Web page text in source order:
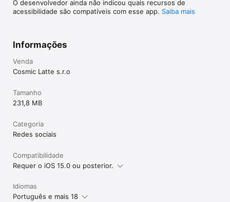
O desenvolvedor ainda não indicou quais recursos de
acessibilidade são compatíveis com esse app. Saiba mais
Informações
Venda
Cosmic Latte s.r.o
Tamanho
231,8 MB
Categoria
Redes sociais
Compatibilidade
Requer o iOS 15.0 ou posterior.
Idiomas
Português e mais 18